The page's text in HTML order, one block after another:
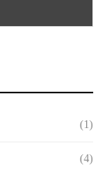
(1)
(4)